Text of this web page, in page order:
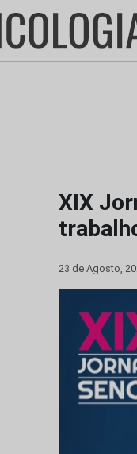
XIX
23 de Agosto,